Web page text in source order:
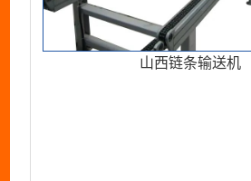
山西链条输送机